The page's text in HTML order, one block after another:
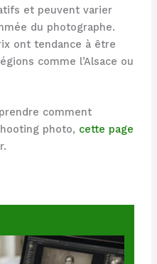
et peuvent varier
du photographe.
ont tendance à être
comme l’Alsace ou
comment
photo, cette page